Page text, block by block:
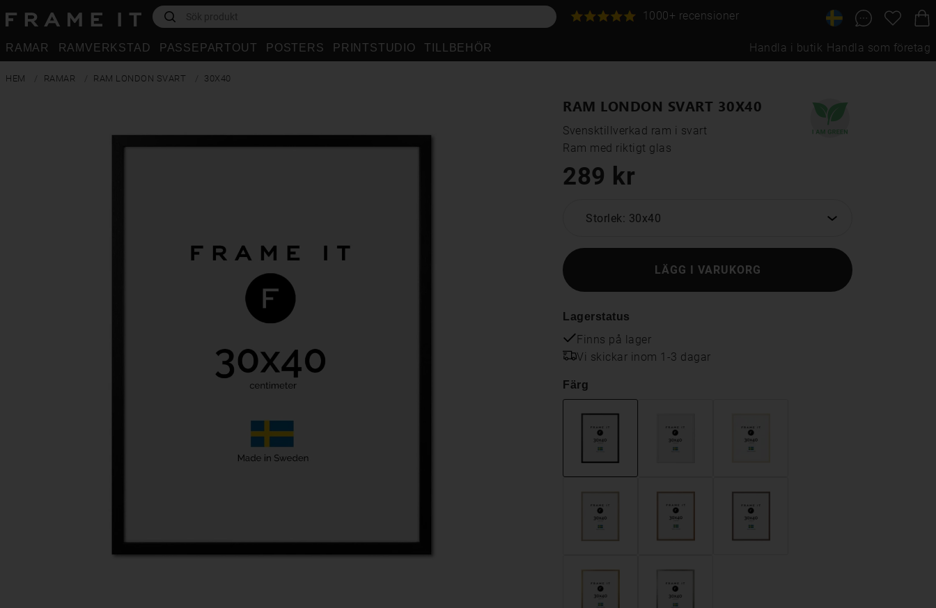
1000+ recensioner
RAMAR RAMVERKSTAD PASSEPARTOUT POSTERS PRINTSTUDIO TILLBEHÖR Handla i butik Handla som företag
HEM RAMAR RAM LONDON SVART 30X40
RAM LONDON SVART 30X40
Svensktillverkad ram i svart
Ram med riktigt glas
289 kr
Storlek: 30x40
LÄGG I VARUKORG
Lagerstatus
Finns på lager
Vi skickar inom 1-3 dagar
Färg